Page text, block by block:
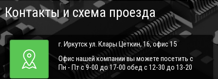
Контакты и схема проезда
г. Иркутск ул. Клары Цеткин, 16, офис 15
Офис нашей компании вы можете посетить с
Пн - Пт с 9-00 до 17-00 обед с 12-30 до 13-20